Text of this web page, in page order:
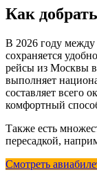
Как
В 2026 году
сохраняется
рейсы из Москвы в
выполняет
составляет всего
комфортный
Также есть
пересадкой,
Смотреть